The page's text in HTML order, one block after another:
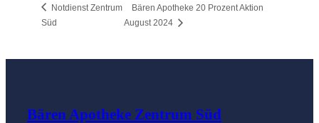
Notdienst Zentrum
Süd
Bären Apotheke 20 Prozent Aktion
August 2024
Bären Apotheke Zentrum Süd